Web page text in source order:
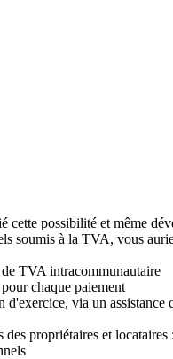
possibilité et même
soumis à la TVA, vous
TVA intracommunautaire
chaque paiement
via un
propriétaires et